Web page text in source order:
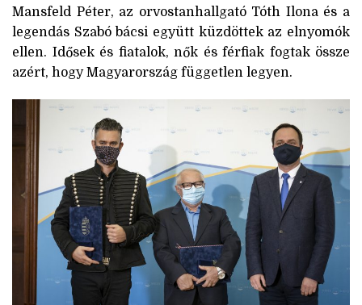
Mansfeld Péter, az orvostanhallgató Tóth Ilona és a
legendás Szabó bácsi együtt küzdöttek az elnyomók
ellen. Idősek és fiatalok, nők és férfiak fogtak össze
azért, hogy Magyarország független legyen.